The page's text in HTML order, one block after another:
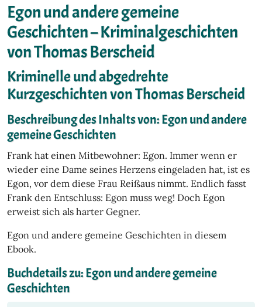
Egon und andere gemeine
Geschichten – Kriminalgeschichten
von Thomas Berscheid
Kriminelle und abgedrehte
Kurzgeschichten von Thomas Berscheid
Beschreibung des Inhalts von: Egon und andere
gemeine Geschichten
Frank hat einen Mitbewohner: Egon. Immer wenn er
wieder eine Dame seines Herzens eingeladen hat, ist es
Egon, vor dem diese Frau Reißaus nimmt. Endlich fasst
Frank den Entschluss: Egon muss weg! Doch Egon
erweist sich als harter Gegner.
Egon und andere gemeine Geschichten in diesem
Ebook.
Buchdetails zu: Egon und andere gemeine
Geschichten